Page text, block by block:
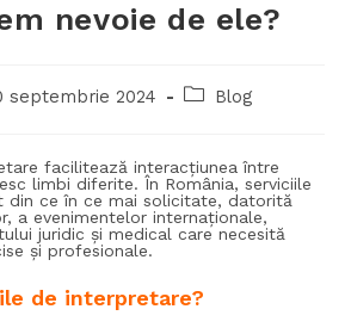
nevoie de ele?
septembrie 2024 Blog
facilitează interacțiunea între
limbi diferite. În România, serviciile
din ce în ce mai solicitate, datorită
a evenimentelor internaționale,
juridic și medical care necesită
și profesionale.
de interpretare?